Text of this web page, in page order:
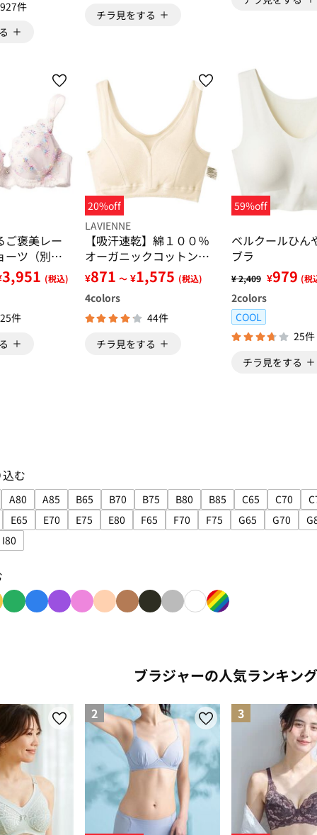
927件
チラ見をする
ご褒美レー
ーツ（別
3,951 (税込)
25件
20%off
LAVIENNE
【吸汗速乾】綿１００％
オーガニックコットンハ
ーフトップブラ・リブシ
ョーツ（別売）
¥871 ～ ¥1,575 (税込)
4colors
44件
チラ見をする
59%off
ベルクールひん
ブラ
¥ 2,409 ¥979 (税
2colors
COOL
25件
チラ見をする
む
込み: A70
ズで絞り込み: A75
A80
サイズで絞り込み: A80
A85
サイズで絞り込み: A85
B65
サイズで絞り込み: B65
B70
サイズで絞り込み: B70
B75
サイズで絞り込み: B75
B80
サイズで絞り込み: B80
B85
サイズで絞り込み:
C65
サイズで絞り
C70
サイズ
込み: D80
ズで絞り込み: D85
E65
サイズで絞り込み: E65
E70
サイズで絞り込み: E70
E75
サイズで絞り込み: E75
E80
サイズで絞り込み: E80
F65
サイズで絞り込み: F65
F70
サイズで絞り込み: F70
F75
サイズで絞り込み: F75
G65
サイズで絞り
G70
サイズ
込み: I70
で絞り込み: I75
I80
サイズで絞り込み: I80
ブラジャーの人気ランキング
2 3